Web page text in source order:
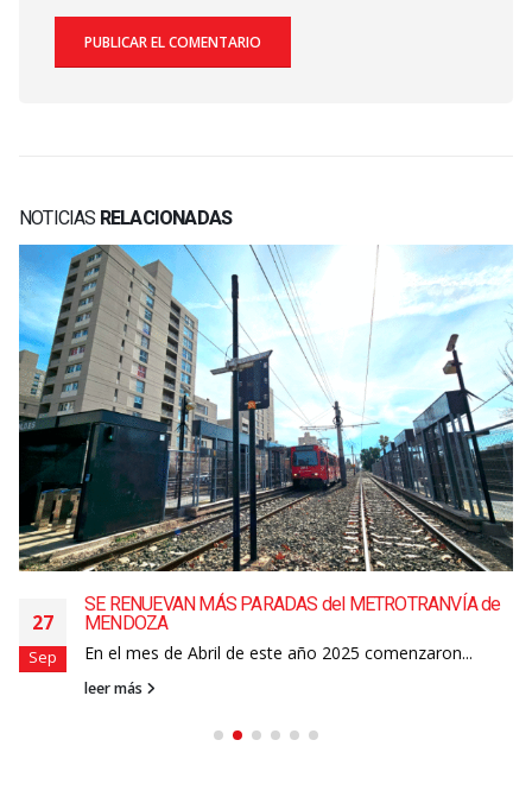
NOTICIAS RELACIONADAS
27
Sep
SE RENUEVAN MÁS PARADAS del METROTRANVÍA de
MENDOZA
En el mes de Abril de este año 2025 comenzaron...
leer más